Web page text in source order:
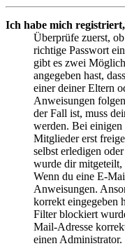
Ich habe mich
Überprüfe zuerst,
richtige Passwort
gibt es zwei
angegeben hast,
einer deiner Eltern
Anweisungen
der Fall ist, muss
werden. Bei einigen
Mitglieder erst
selbst erledigen
wurde dir
Wenn du eine E-
Anweisungen.
korrekt eingegeben
Filter blockiert
Mail-Adresse
einen Administrator.